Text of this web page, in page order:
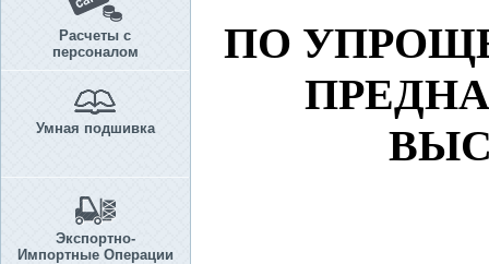
Расчеты с
персоналом
Умная подшивка
Экспортно-
Импортные Операции
ПО